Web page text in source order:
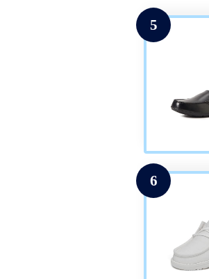
5
6